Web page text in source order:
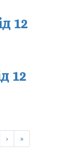
12
12
› »